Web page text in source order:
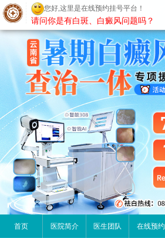
昆明白癜风医院
首页 医院简介 医生团队 在线预约
您好,这里是在线预约挂号平台！
请问你是有白斑、白癜风问题吗？